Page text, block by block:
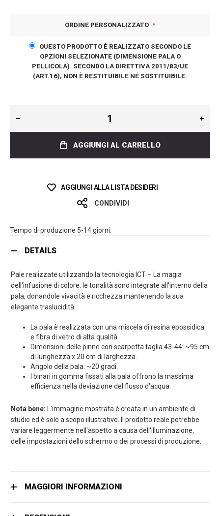
ORDINE PERSONALIZZATO
QUESTO PRODOTTO È REALIZZATO SECONDO LE
OPZIONI SELEZIONATE (DIMENSIONE PALA O
PELLICOLA). SECONDO LA DIRETTIVA 2011/83/UE
(ART.16), NON È RESTITUIBILE NÉ SOSTITUIBILE.
AGGIUNGI AL CARRELLO
AGGIUNGI ALLA LISTA DESIDERI
CONDIVIDI
Tempo di produzione 5-14 giorni.
DETAILS
Pale realizzate utilizzando la tecnologia ICT – La magia
dell'infusione di colore: le tonalità sono integrate all'interno della
pala, donandole vivacità e ricchezza mantenendo la sua
elegante traslucidità.
La pala è realizzata con una miscela di resina epossidica
e fibra di vetro di alta qualità.
Dimensioni delle pinne con scarpetta taglia 43-44: ~95 cm
di lunghezza x 20 cm di larghezza.
Angolo della pala: ~20 gradi.
I binari in gomma fissati alla pala offrono la massima
efficienza nella deviazione del flusso d'acqua.
Nota bene: L'immagine mostrata è creata in un ambiente di
studio ed è solo a scopo illustrativo. Il prodotto reale potrebbe
variare leggermente nell'aspetto a causa dell'illuminazione,
delle impostazioni dello schermo o dei processi di produzione.
MAGGIORI INFORMAZIONI